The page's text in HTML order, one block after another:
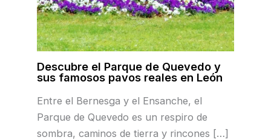
Descubre el Parque de Quevedo y
sus famosos pavos reales en León
Entre el Bernesga y el Ensanche, el
Parque de Quevedo es un respiro de
sombra, caminos de tierra y rincones […]